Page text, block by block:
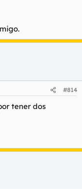
#814
tener dos